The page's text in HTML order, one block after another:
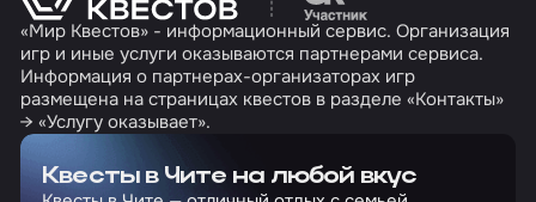
«Мир Квестов» - информационный сервис. Организация
игр и иные услуги оказываются партнерами сервиса.
Информация о партнерах-организаторах игр
размещена на страницах квестов в разделе «Контакты»
→ «Услугу оказывает».
Квесты в Чите на любой вкус